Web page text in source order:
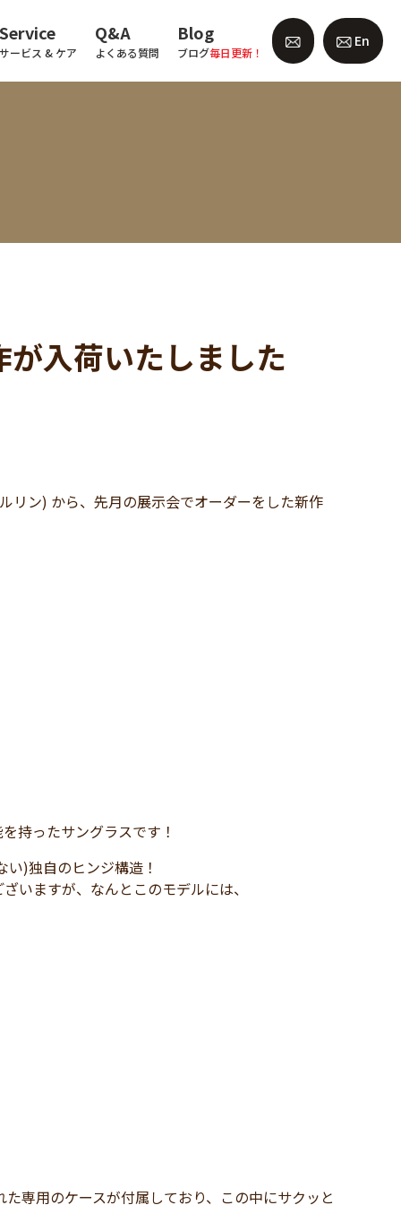
Service
サービス & ケア
Q&A
よくある質問
Blog
ブログ毎日更新！
En
入荷いたしました
ン) から、先月の展示会でオーダーをした新作
持ったサングラスです！
)独自のヒンジ構造！
いますが、なんとこのモデルには、
専用のケースが付属しており、この中にサクッと